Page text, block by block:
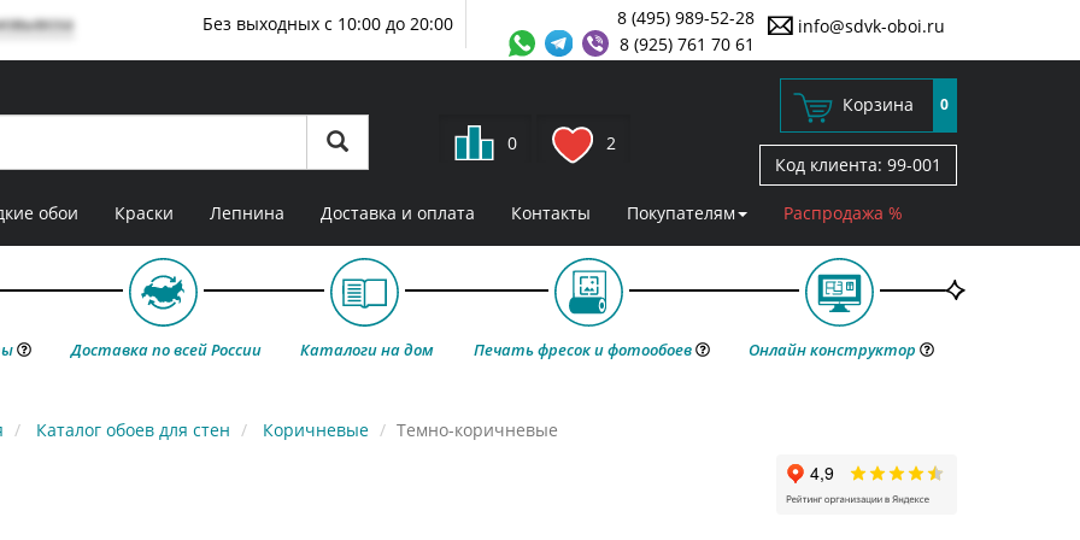
info@sdvk-oboi.ru
8 (495) 989-52-28
8 (925) 761 70 61
Без выходных с 10:00 до 20:00
0 2
Корзина 0
Код клиента: 99-001
обои Краски Лепнина Доставка и оплата Контакты Покупателям Распродажа %
Доставка по всей России Каталоги на дом Печать фресок и фотообоев Онлайн конструктор
Каталог обоев для стен Коричневые Темно-коричневые